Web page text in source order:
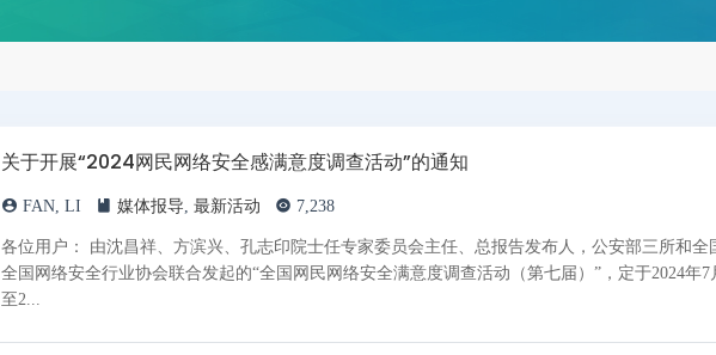
关于开展“2024网民网络安全感满意度调查活动”的通知
FAN, LI 媒体报导,最新活动 7,238
各位用户： 由沈昌祥、方滨兴、孔志印院士任专家委员会主任、总报告发布人，公安部三所和全
全国网络安全行业协会联合发起的“全国网民网络安全满意度调查活动（第七届）”，定于2024年7
至2...